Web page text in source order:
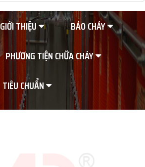
GIỚI THIỆU
BÁO CHÁY
PHƯƠNG TIỆN CHỮA CHÁY
TIÊU CHUẨN